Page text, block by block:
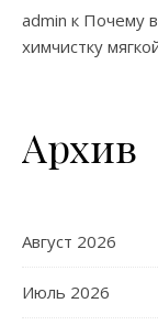
admin к Почему
химчистку
Архив
Август 2026
Июль 2026